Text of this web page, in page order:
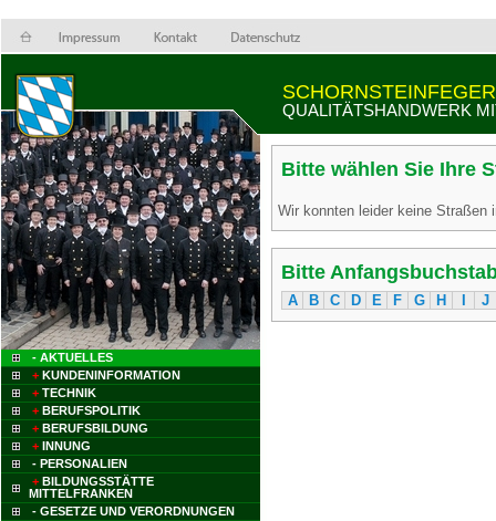
- AKTUELLES
+ KUNDENINFORMATION
+ TECHNIK
+ BERUFSPOLITIK
+ BERUFSBILDUNG
+ INNUNG
- PERSONALIEN
+ BILDUNGSSTÄTTE
MITTELFRANKEN
- GESETZE UND VERORDNUNGEN
QUALITÄTSHANDWERK
Bitte wählen Sie Ihre
Wir konnten leider keine Straßen
Bitte
A B C D E F G H J